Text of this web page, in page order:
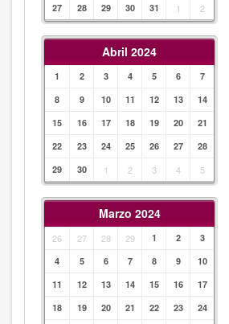
27
28 29 30 31 1 2
Abril 2024
1 2 3 4 5 6
7
8
9 10 11 12 13
14
15
16 17 18 19 20
21
22
23 24 25 26 27
28
29
30 1 2 3 4 5
Marzo 2024
26 27 28 29 1 2
3
4
5 6 7 8 9
10
11
12 13 14 15 16
17
18
19 20 21 22 23
24